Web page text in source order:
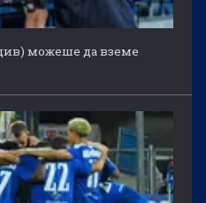
можеше да вземе